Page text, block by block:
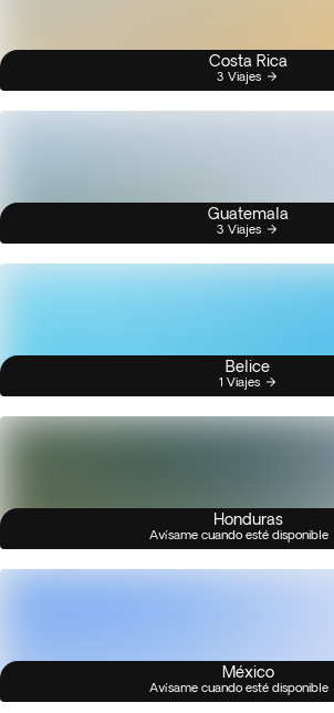
Costa Rica
3 Viajes
Guatemala
3 Viajes
Belice
1 Viajes
Honduras
Avísame cuando esté disponible
México
Avísame cuando esté disponible